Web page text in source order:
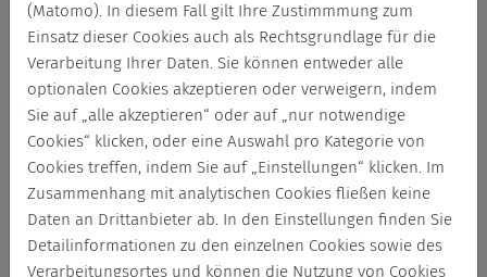
Login
Keine Zugangsdaten?
Login
(Matomo). In diesem Fall gilt Ihre Zustimmmung zum
Einsatz dieser Cookies auch als Rechtsgrundlage für die
Verarbeitung Ihrer Daten. Sie können entweder alle
optionalen Cookies akzeptieren oder verweigern, indem
Sie auf „alle akzeptieren“ oder auf „nur notwendige
Cookies“ klicken, oder eine Auswahl pro Kategorie von
Cookies treffen, indem Sie auf „Einstellungen“ klicken. Im
Zusammenhang mit analytischen Cookies fließen keine
Daten an Drittanbieter ab. In den Einstellungen finden Sie
Detailinformationen zu den einzelnen Cookies sowie des
Verarbeitungsortes und können die Nutzung von Cookies